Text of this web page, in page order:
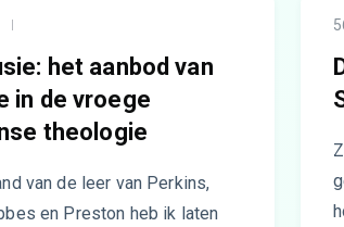
het aanbod van
in de vroege
theologie
van de leer van Perkins,
en Preston heb ik laten